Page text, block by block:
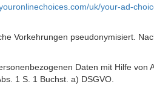
uk/your-ad-
Vorkehrungen pseudonymisiert.
Daten mit Hilfe
1 S. 1 Buchst. a) DSGVO.